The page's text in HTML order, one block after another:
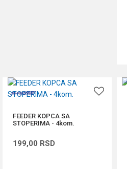
FEEDER KOPCA SA
STOPERIMA - 4kom.
199,00 RSD